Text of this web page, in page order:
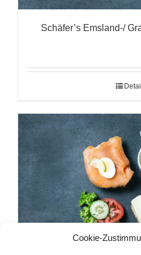
Cookie-
Schäfer’s Emsland-/